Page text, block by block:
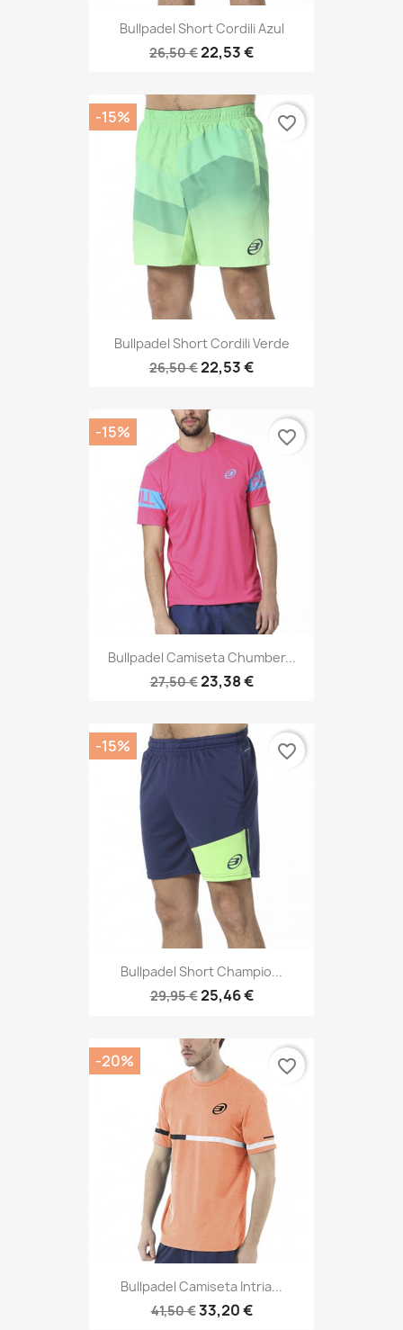
Bullpadel Short Cordili Azul
26,50 €22,53 €
Bullpadel Short Cordili Verde
26,50 €22,53 €
-15% favorite_border
Bullpadel Camiseta Chumber...
27,50 €23,38 €
-15% favorite_border
Bullpadel Short Champio...
29,95 €25,46 €
-15% favorite_border
Bullpadel Camiseta Intria...
41,50 €33,20 €
-20% favorite_border